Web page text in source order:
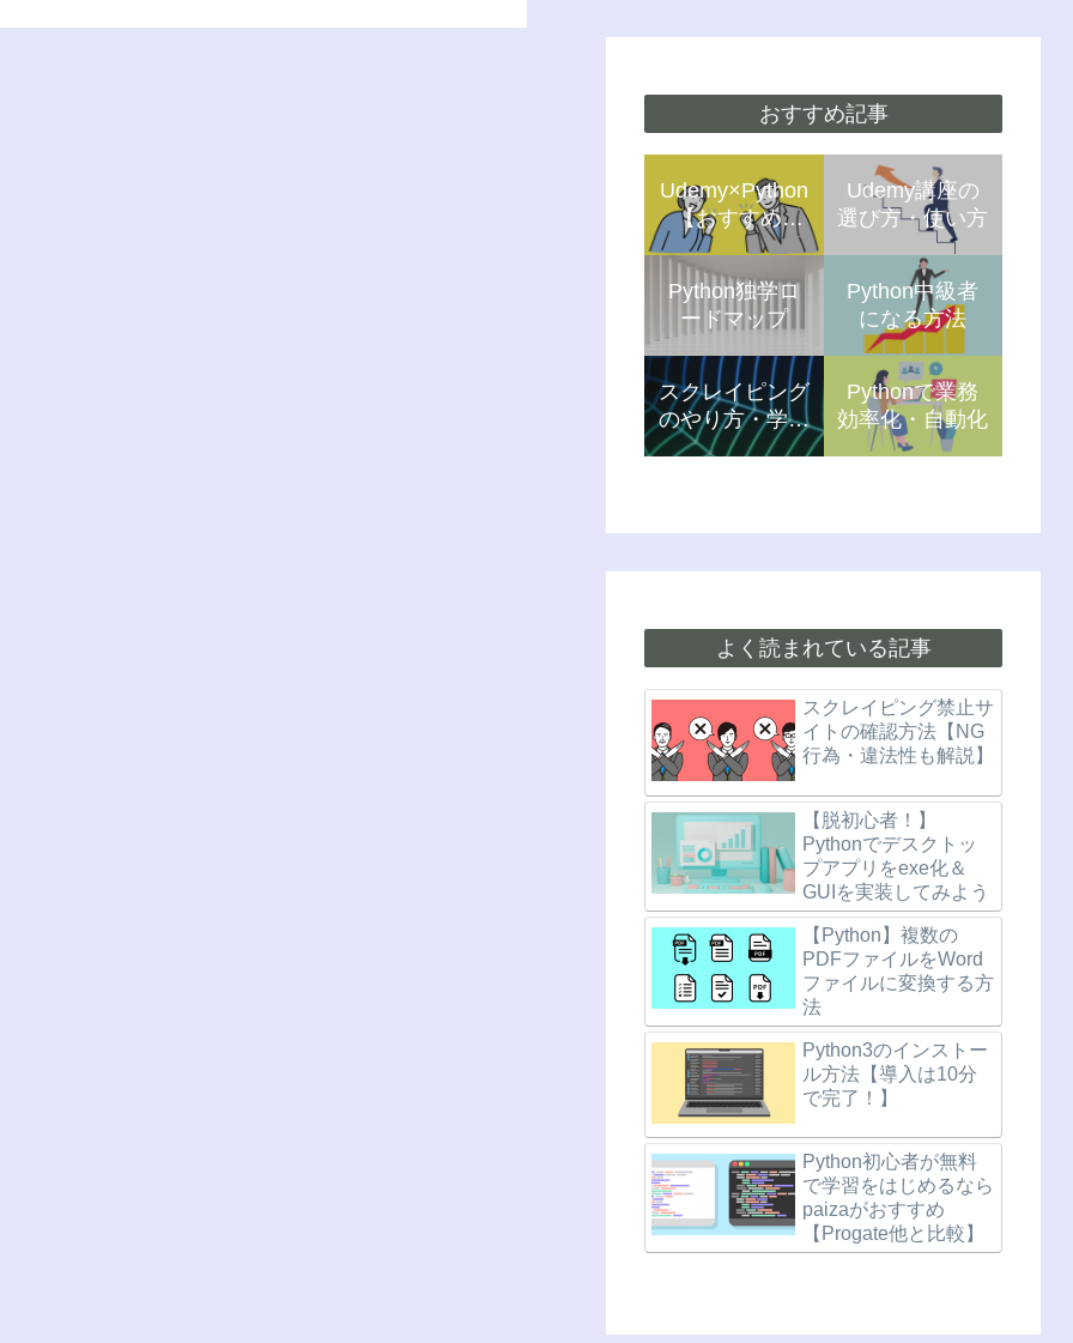
おすすめ記事
Udemy×Python
【おすすめ5
選】
Udemy講座の
選び方・使い方
Python独学ロ
ードマップ
Python中級者
になる方法
スクレイピング
のやり方・学習
方法
Pythonで業務
効率化・自動化
よく読まれている記事
スクレイピング禁止サ
イトの確認方法【NG
行為・違法性も解説】
【脱初心者！】
Pythonでデスクトッ
プアプリをexe化＆
GUIを実装してみよう
【Python】複数の
PDFファイルをWord
ファイルに変換する方
法
Python3のインストー
ル方法【導入は10分
で完了！】
Python初心者が無料
で学習をはじめるなら
paizaがおすすめ
【Progate他と比較】